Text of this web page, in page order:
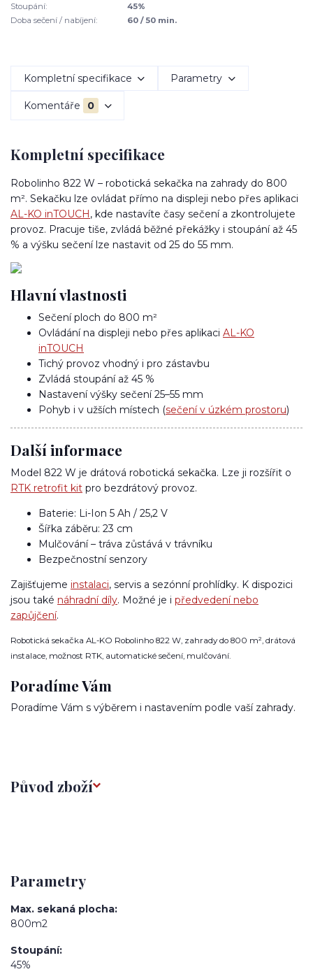
Stoupání:
45%
Doba sečení / nabíjení:
60 / 50 min.
Kompletní specifikace Parametry
Komentáře 0
Kompletní specifikace
Robolinho 822 W – robotická sekačka na zahrady do 800
m². Sekačku lze ovládat přímo na displeji nebo přes aplikaci
AL-KO inTOUCH, kde nastavíte časy sečení a zkontrolujete
provoz. Pracuje tiše, zvládá běžné překážky i stoupání až 45
% a výšku sečení lze nastavit od 25 do 55 mm.
Hlavní vlastnosti
Sečení ploch do 800 m²
Ovládání na displeji nebo přes aplikaci AL-KO
inTOUCH
Tichý provoz vhodný i pro zástavbu
Zvládá stoupání až 45 %
Nastavení výšky sečení 25–55 mm
Pohyb i v užších místech (sečení v úzkém prostoru)
Další informace
Model 822 W je drátová robotická sekačka. Lze ji rozšířit o
RTK retrofit kit pro bezdrátový provoz.
Baterie: Li-Ion 5 Ah / 25,2 V
Šířka záběru: 23 cm
Mulčování – tráva zůstává v trávníku
Bezpečnostní senzory
Zajišťujeme instalaci, servis a sezónní prohlídky. K dispozici
jsou také náhradní díly. Možné je i předvedení nebo
zapůjčení.
Robotická sekačka AL-KO Robolinho 822 W, zahrady do 800 m², drátová
instalace, možnost RTK, automatické sečení, mulčování.
Poradíme Vám
Poradíme Vám s výběrem i nastavením podle vaší zahrady.
Původ zboží
Parametry
Max. sekaná plocha
800m2
Stoupání
45%